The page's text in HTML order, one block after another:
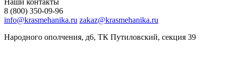
8 (800) 350-09-96
info@krasmehanika.ru zakaz@krasmehanika.ru
Народного ополчения, д6, ТК Путиловский, секция 39